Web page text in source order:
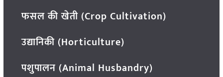
फसल की खेती (Crop Cultivation)
उद्यानिकी (Horticulture)
पशुपालन (Animal Husbandry)